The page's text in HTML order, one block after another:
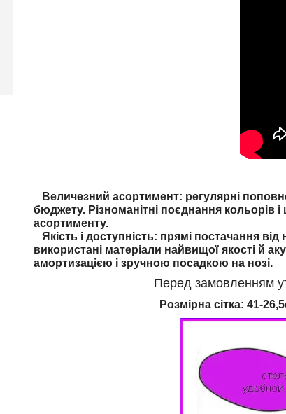
Величезний асортимент: регулярні
бюджету. Різноманітні поєднання кольорів
асортименту.
Якість і доступність: прямі постачання
використані матеріали найвищої якості й
амортизацією і зручною посадкою на нозі.
Перед замовленням
Розмірна сітка: 41-